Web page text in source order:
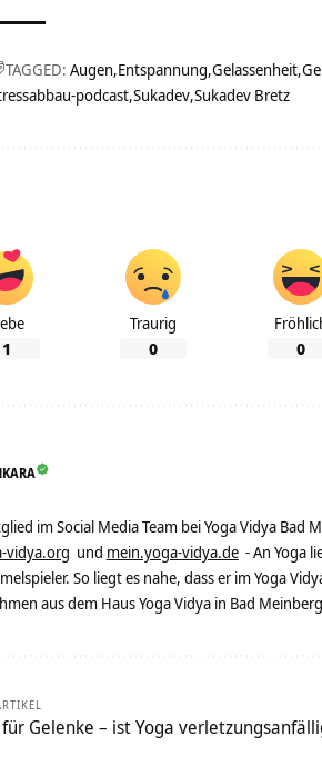
TAGGED: Augen Entspannung Gelassenheit
podcast Sukadev Sukadev Bretz
1
Traurig
0 0
im Social Media Team bei Yoga Vidya Bad
vidya.org und mein.yoga-vidya.de - An Yoga
So liegt es nahe, dass er im Yoga
aus dem Haus Yoga Vidya in Bad
Gelenke – ist Yoga